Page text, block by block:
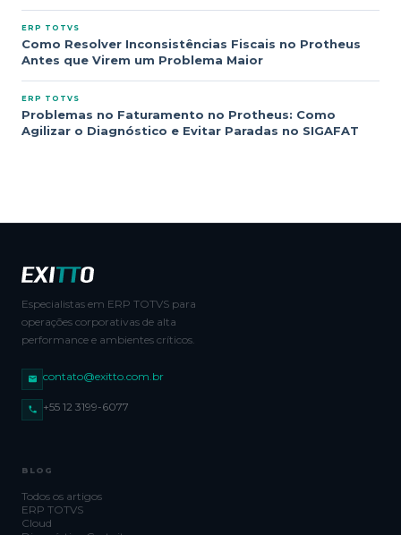
ERP TOTVS
Como Resolver Inconsistências Fiscais no Protheus
Antes que Virem um Problema Maior
ERP TOTVS
Problemas no Faturamento no Protheus: Como
Agilizar o Diagnóstico e Evitar Paradas no SIGAFAT
Especialistas em ERP TOTVS para
operações corporativas de alta
performance e ambientes críticos.
contato@exitto.com.br
+55 12 3199-6077
BLOG
Todos os artigos
ERP TOTVS
Cloud